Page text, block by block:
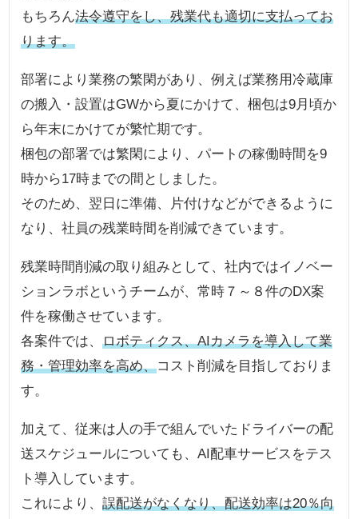
もちろん法令遵守をし、残業代も適切に支払ってお
ります。
部署により業務の繁閑があり、例えば業務用冷蔵庫
の搬入・設置はGWから夏にかけて、梱包は9月頃か
ら年末にかけてが繁忙期です。
梱包の部署では繁閑により、パートの稼働時間を9
時から17時までの間としました。
そのため、翌日に準備、片付けなどができるように
なり、社員の残業時間を削減できています。
残業時間削減の取り組みとして、社内ではイノベー
ションラボというチームが、常時７～８件のDX案
件を稼働させています。
各案件では、ロボティクス、AIカメラを導入して業
務・管理効率を高め、コスト削減を目指しておりま
す。
加えて、従来は人の手で組んでいたドライバーの配
送スケジュールについても、AI配車サービスをテス
ト導入しています。
これにより、誤配送がなくなり、配送効率は20％向